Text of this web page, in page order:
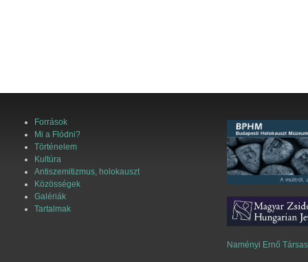
Források
Mi a Flódni?
Történelem
Kultúra
Antiszemitizmus, holokauszt
Közösségek
Galériák
Tartalmak
Naményi Ernő